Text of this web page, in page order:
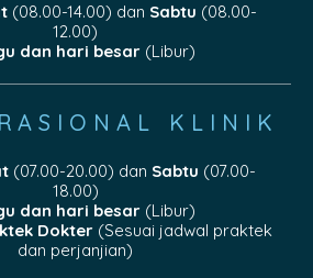
(08.00-14.00) dan Sabtu (08.00-
12.00)
dan hari besar(Libur)
KLINIK
(07.00-20.00) dan Sabtu (07.00-
18.00)
dan hari besar(Libur)
Dokter(Sesuai jadwal praktek
dan perjanjian)